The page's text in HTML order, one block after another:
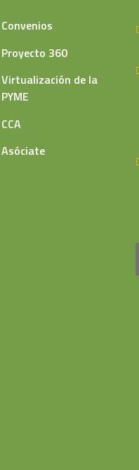
Convenios
Proyecto 360
Virtualización de la
PYME
CCA
Asóciate